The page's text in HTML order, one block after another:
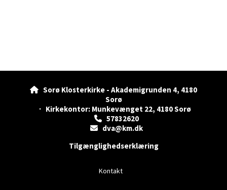
 Sorø Klosterkirke - Akademigrunden 4, 4180
Sorø
· Kirkekontor: Munkevænget 22, 4180 Sorø
 57832620

dva@km.dk
Tilgænglighedserklæring
Kontakt